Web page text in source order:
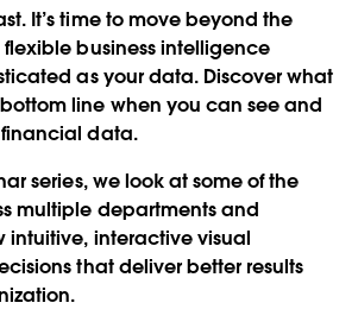
It’s time to move beyond the
business intelligence
as your data. Discover what
line when you can see and
data.
series, we look at some of the
multiple departments and
intuitive, interactive visual
that deliver better results